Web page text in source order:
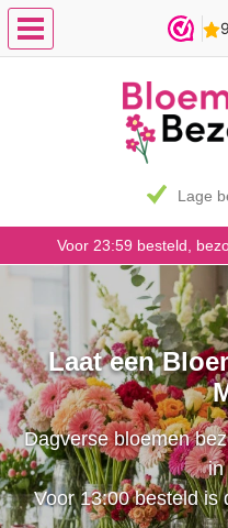
Lage
Voor 23:59 besteld,
Laat een
Dagverse bloemen
in
Voor 13:00 besteld is